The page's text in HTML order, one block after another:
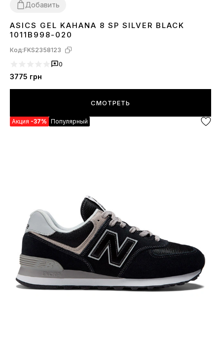
Добавить
36 38394041 4243 4445
ASICS GEL KAHANA 8 SP SILVER BLACK
1011B998-020
Код:FKS2358123
0
3775 грн
СМОТРЕТЬ
Акция -37% Популярный